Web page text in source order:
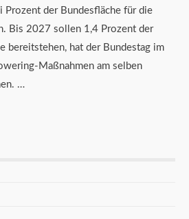
Prozent der Bundesfläche für die
Bis 2027 sollen 1,4 Prozent der
bereitstehen, hat der Bundestag im
Maßnahmen am selben
…